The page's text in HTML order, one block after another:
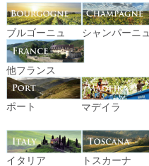
ブルゴーニュ シャンパーニュ
他フランス
ポート マデイラ
イタリア トスカーナ